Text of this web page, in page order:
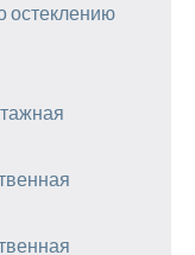
остеклению